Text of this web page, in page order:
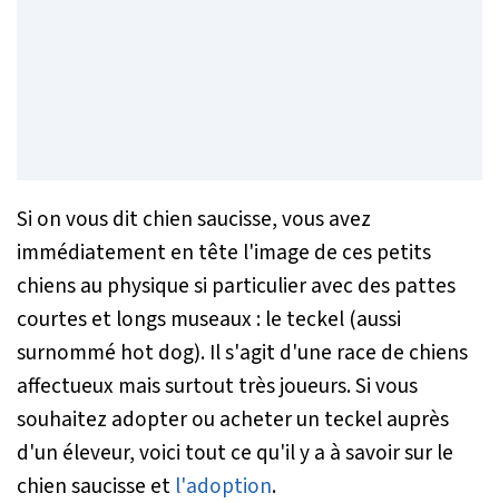
Si on vous dit chien saucisse, vous avez
immédiatement en tête l'image de ces petits
chiens au physique si particulier avec des pattes
courtes et longs museaux : le teckel (aussi
surnommé hot dog). Il s'agit d'une race de chiens
affectueux mais surtout très joueurs. Si vous
souhaitez adopter ou acheter un teckel auprès
d'un éleveur, voici tout ce qu'il y a à savoir sur le
chien saucisse et l'adoption.